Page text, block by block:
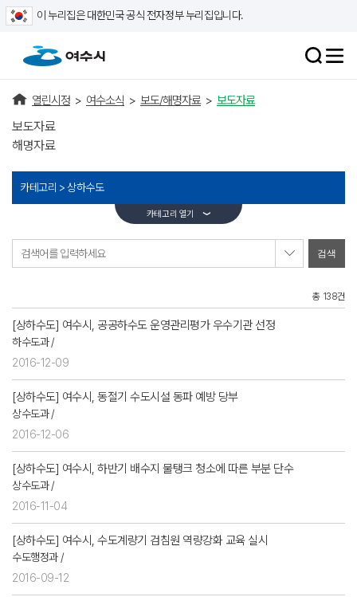
이 누리집은 대한민국 공식 전자정부 누리집입니다.
열린시정 > 여수소식 > 보도/해명자료 > 보도자료
보도자료
해명자료
카테고리 >상하수도
카테고리 열기
검색어를 입력하세요
총 138건
[상하수도] 여수시, 공공하수도 운영관리평가 우수기관 선정
하수도과 /
2016-12-09
[상하수도] 여수시, 동절기 수도시설 동파 예방 당부
상수도과 /
2016-12-06
[상하수도] 여수시, 하반기 배수지 물탱크 청소에 따른 부분 단수
상수도과 /
2016-11-04
[상하수도] 여수시, 수도계량기 검침원 역량강화 교육 실시
수도행정과 /
2016-09-12